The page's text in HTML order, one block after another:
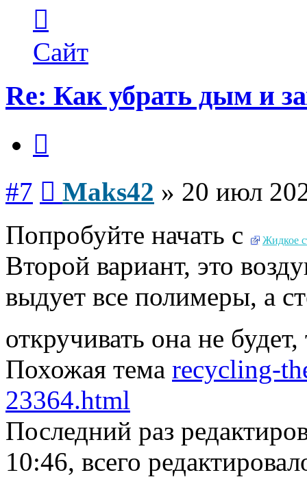
пользователя
Maks42
Сайт
Re: Как убрать дым и
#7 Maks42 » 20 июл
Попробуйте начать с
Жидкое
Второй вариант, это
выдует все полимеры, а
откручивать она не
Похожая тема recycling-
23364.html
Последний раз
10:46, всего